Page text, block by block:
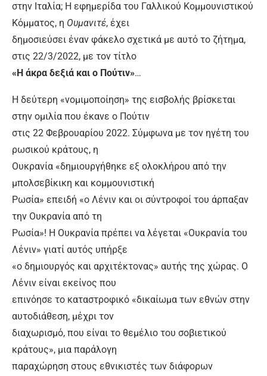
στην Ιταλία; Η εφημερίδα του Γαλλικού Κομμουνιστικού
Κόμματος, η Ουμανιτέ, έχει
δημοσιεύσει έναν φάκελο σχετικά με αυτό το ζήτημα,
στις 22/3/2022, με τον τίτλο
«Η άκρα δεξιά και ο Πούτιν»…
Η δεύτερη «νομιμοποίηση» της εισβολής βρίσκεται
στην ομιλία που έκανε ο Πούτιν
στις 22 Φεβρουαρίου 2022. Σύμφωνα με τον ηγέτη του
ρωσικού κράτους, η
Ουκρανία «δημιουργήθηκε εξ ολοκλήρου από την
μπολσεβίκικη και κομμουνιστική
Ρωσία» επειδή «ο Λένιν και οι σύντροφοί του άρπαξαν
την Ουκρανία από τη
Ρωσία»! Η Ουκρανία πρέπει να λέγεται «Ουκρανία του
Λένιν» γιατί αυτός υπήρξε
«ο δημιουργός και αρχιτέκτονας» αυτής της χώρας. Ο
Λένιν είναι εκείνος που
επινόησε το καταστροφικό «δικαίωμα των εθνών στην
αυτοδιάθεση, μέχρι τον
διαχωρισμό, που είναι το θεμέλιο του σοβιετικού
κράτους», μια παράλογη
παραχώρηση στους εθνικιστές των διάφορων